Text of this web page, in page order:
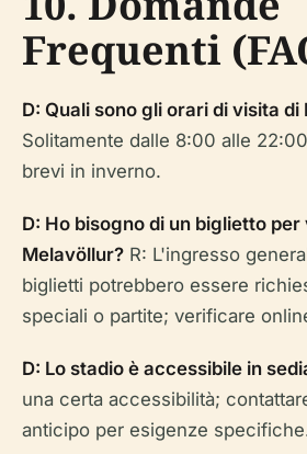
Frequenti
D: Quali sono gli orari di visita di
Solitamente dalle 8:00 alle
brevi in inverno.
D: Ho bisogno di un biglietto
Melavöllur? R: L'ingresso
biglietti potrebbero essere
speciali o partite; verificare
D: Lo stadio è accessibile in
una certa accessibilità;
anticipo per esigenze